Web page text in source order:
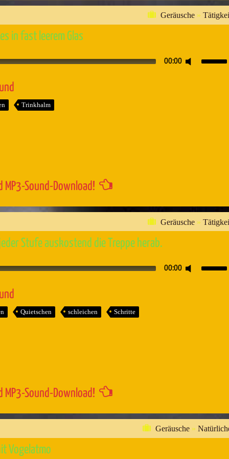
Geräusche »
in fast leerem Glas
00:00
Trinkhalm
Sound-Download!
Geräusche »
Stufe auskostend die Treppe herab.
00:00
Quietschen schleichen Schritte
Sound-Download!
Geräusche »
Vogelatmo